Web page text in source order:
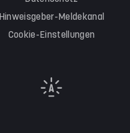
Hinweisgeber-Meldekanal
Cookie-Einstellungen